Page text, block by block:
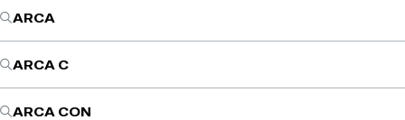
ARCA
ARCA C
ARCA CON